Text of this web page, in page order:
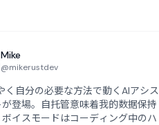
Mike
@mikerustdev
く自分の必要な方法で動くAIアシス
が登場。自托管意味着我的数据保持
イスモードはコーディング中のハ